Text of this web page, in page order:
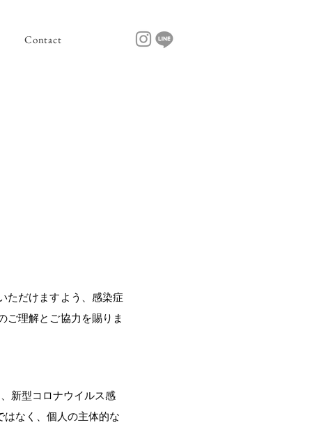
Contact
ただけますよう、感染症
ご理解とご協力を賜りま
新型コロナウイルス感
なく、個人の主体的な